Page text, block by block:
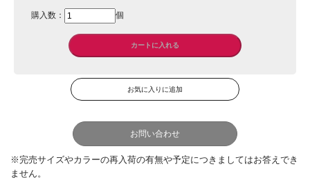
購入数： 個
お問い合わせ